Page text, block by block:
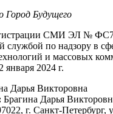
Город Будущего
СМИ ЭЛ №
службой по надзору в
и массовых
января 2024 г.
Дарья Викторовна
Брагина Дарья
г. Санкт-Петербург,